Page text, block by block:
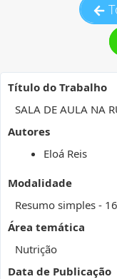
Título do Trabalho
SALA DE AULA NA
Autores
Eloá Reis
Modalidade
Resumo simples -
Área temática
Nutrição
Data de Publicação